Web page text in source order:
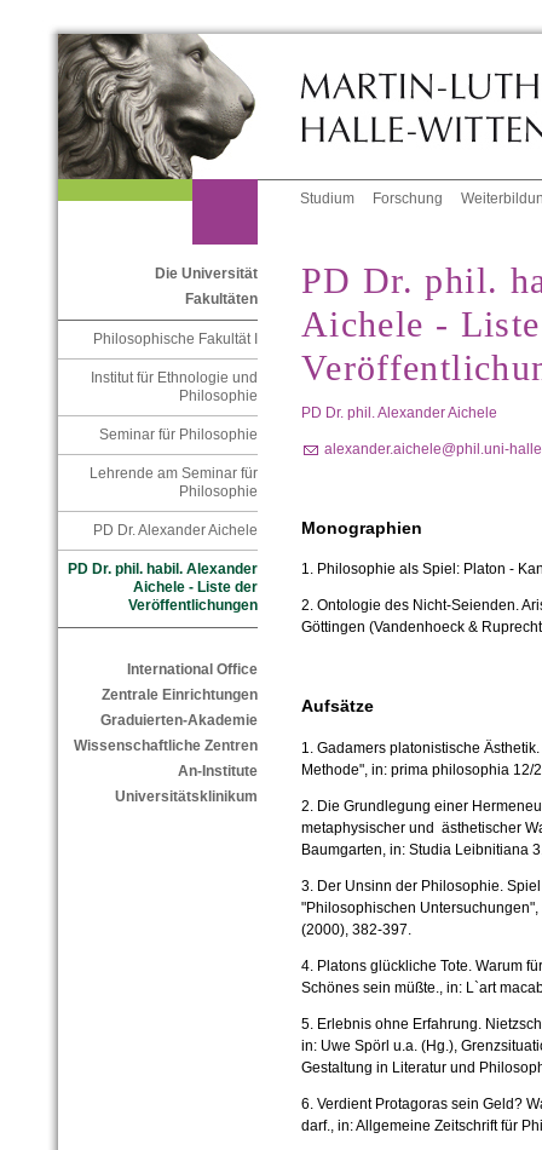
Studium Forschung
Die Universität
Fakultäten
Philosophische Fakultät I
Institut für Ethnologie und
Philosophie
Seminar für Philosophie
Lehrende am Seminar für
Philosophie
PD Dr. Alexander Aichele
PD Dr. phil. habil. Alexander
Aichele - Liste der
Veröffentlichungen
International Office
Zentrale Einrichtungen
Graduierten-Akademie
Wissenschaftliche Zentren
An-Institute
Universitätsklinikum
PD Dr. phil.
Aichele -
PD Dr. phil. Alexander Aichele
alexander.aichele@phil.uni-
Monographien
1. Philosophie als Spiel: Platon -
2. Ontologie des Nicht-Seienden.
Göttingen (Vandenhoeck &
Aufsätze
1. Gadamers platonistische
Methode", in: prima philosophia 12/
2. Die Grundlegung einer
metaphysischer und ästhetischer
Baumgarten, in: Studia Leibnitiana
3. Der Unsinn der Philosophie.
"Philosophischen
(2000), 382-397.
4. Platons glückliche Tote. Warum
Schönes sein müßte., in: L`art
5. Erlebnis ohne Erfahrung.
in: Uwe Spörl u.a. (Hg.),
Gestaltung in Literatur und
6. Verdient Protagoras sein Geld?
darf., in: Allgemeine Zeitschrift für